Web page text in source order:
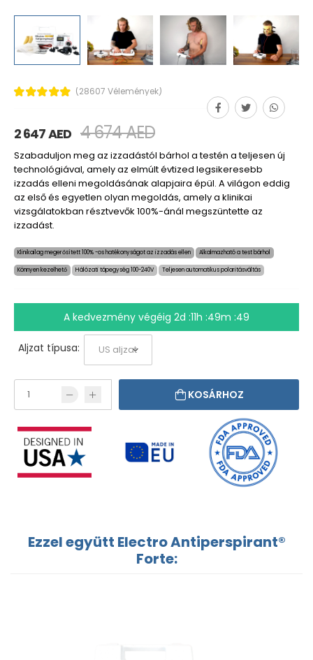
(28607 Vélemények)
2 647 AED 4 674 AED
Szabaduljon meg az izzadástól bárhol a testén a teljesen új
technológiával, amely az elmúlt évtized legsikeresebb
izzadás elleni megoldásának alapjaira épül. A világon eddig
az első és egyetlen olyan megoldás, amely a klinikai
vizsgálatokban résztvevők 100%-ánál megszüntette az
izzadást.
Klinikailag megerősített 100% -os hatékonyságot az izzadás ellen Alkalmazható a test bárhol
Könnyen kezelhető Hálózati tápegység 100-240V Teljesen automatikus polaritásváltás
A kedvezmény végéig 2d :11h :49m :48
Aljzat típusa:
KOSÁRHOZ
Ezzel együtt Electro Antiperspirant®
Forte: